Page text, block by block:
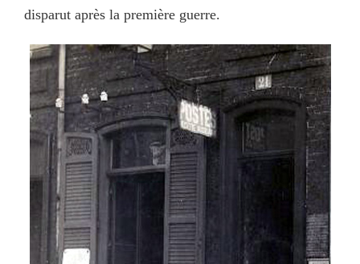
disparut après la première guerre.